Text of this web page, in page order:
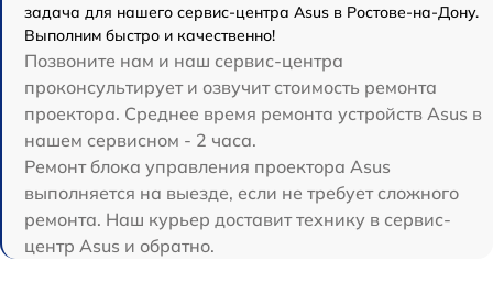
задача для нашего сервис-центра Asus в Ростове-на-Дону.
Выполним быстро и качественно!
Позвоните нам и наш сервис-центра
проконсультирует и озвучит стоимость ремонта
проектора. Среднее время ремонта устройств Asus в
нашем сервисном - 2 часа.
Ремонт блока управления проектора Asus
выполняется на выезде, если не требует сложного
ремонта. Наш курьер доставит технику в сервис-
центр Asus и обратно.